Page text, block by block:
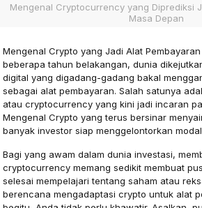
Mengenal Cryptocurrency yang Diprediksi
Masa Depan
Mengenal Crypto yang Jadi Alat
beberapa tahun belakangan, dunia
digital yang digadang-gadang bakal
sebagai alat pembayaran. Salah satunya
atau cryptocurrency yang kini jadi incaran
Mengenal Crypto yang terus bersinar
banyak investor siap menggelontorkan
Bagi yang awam dalam dunia investasi,
cryptocurrency memang sedikit membuat
selesai mempelajari tentang saham atau
berencana mengadaptasi crypto untuk alat